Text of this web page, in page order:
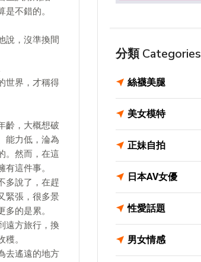
不錯的。
說，沒準換間
世界，才稱得
齡，大概想破
能力低，淪為
。然而，在這
這件事。
多說了，在趕
緊張，很多景
的是累。
遠方旅行，換
。
去遙遠的地方
分類 Categories
絲襪美腿
美女模特
正妹自拍
日本AV女優
性愛話題
男女情感